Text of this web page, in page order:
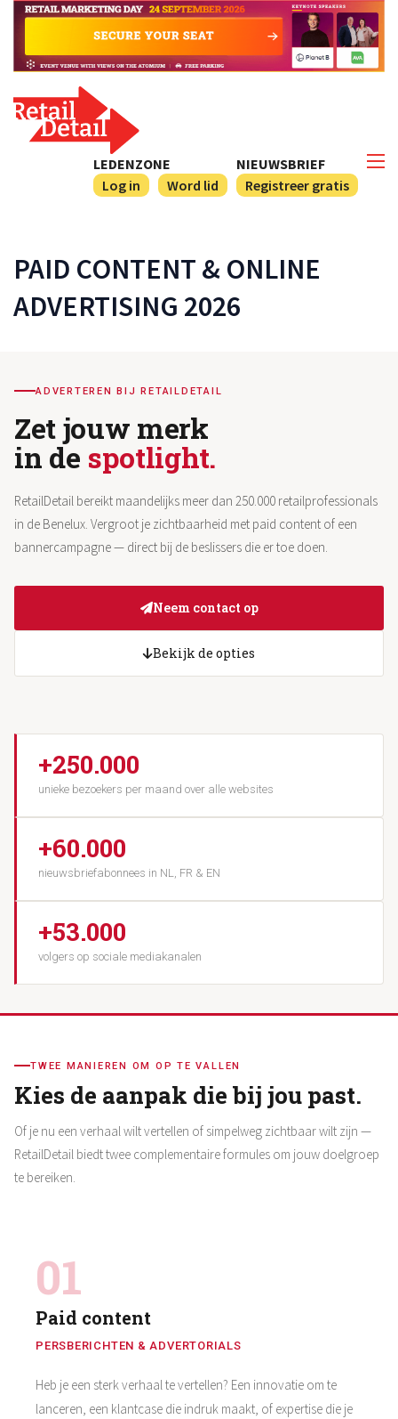
NIEUWSBRIEF
Registreer gratis
LEDENZONE
Log in
Word lid
PAID CONTENT & ONLINE
ADVERTISING 2026
ADVERTEREN BIJ RETAILDETAIL
Zet jouw merk
in de spotlight.
RetailDetail bereikt maandelijks meer dan 250.000 retailprofessionals
in de Benelux. Vergroot je zichtbaarheid met paid content of een
bannercampagne — direct bij de beslissers die er toe doen.
Neem contact op
Bekijk de opties
+250.000
unieke bezoekers per maand over alle websites
+60.000
nieuwsbriefabonnees in NL, FR & EN
+53.000
volgers op sociale mediakanalen
TWEE MANIEREN OM OP TE VALLEN
Kies de aanpak die bij jou past.
Of je nu een verhaal wilt vertellen of simpelweg zichtbaar wilt zijn —
RetailDetail biedt twee complementaire formules om jouw doelgroep
te bereiken.
01
Paid content
PERSBERICHTEN & ADVERTORIALS
Heb je een sterk verhaal te vertellen? Een innovatie om te
lanceren, een klantcase die indruk maakt, of expertise die je